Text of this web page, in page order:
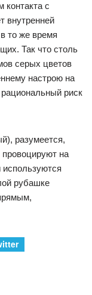
контакта с
внутренней
то же время
Так что столь
серых цветов
настрою на
риск
разумеется,
на
рубашке